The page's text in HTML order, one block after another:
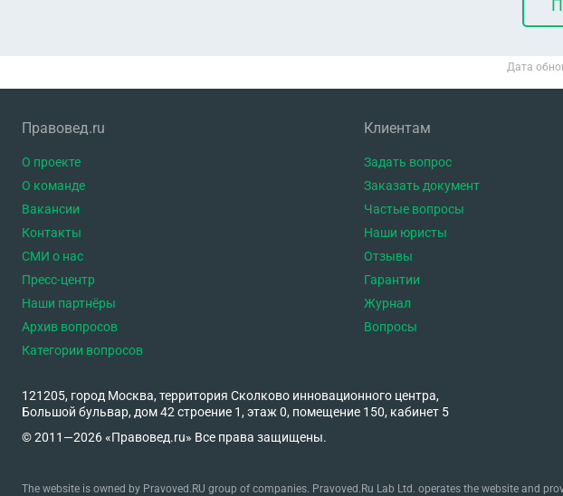
Дата
Правовед.ru
О проекте
О команде
Вакансии
Контакты
СМИ о нас
Пресс-центр
Наши партнёры
Архив вопросов
Категории вопросов
Клиентам
Задать вопрос
Заказать документ
Частые вопросы
Наши юристы
Отзывы
Гарантии
Журнал
Вопросы
121205, город Москва, территория Сколково инновационного центра,
Большой бульвар, дом 42 строение 1, этаж 0, помещение 150, кабинет 5
© 2011—2026 «Правовед.ru» Все права защищены.
The website is owned by Pravoved.RU group of companies. Pravoved.Ru Lab Ltd. operates the website and